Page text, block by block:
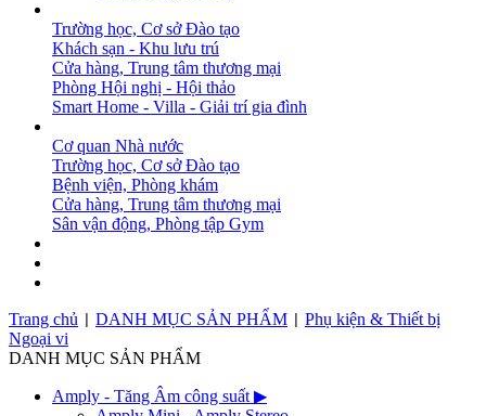
Trường học, Cơ sở Đào tạo
Khách sạn - Khu lưu trú
Cửa hàng, Trung tâm thương mại
Phòng Hội nghị - Hội thảo
Smart Home - Villa - Giải trí gia đình
Cơ quan Nhà nước
Trường học, Cơ sở Đào tạo
Bệnh viện, Phòng khám
Cửa hàng, Trung tâm thương mại
Sân vận động, Phòng tập Gym
Trang chủ
DANH MỤC SẢN PHẨM
Phụ kiện & Thiết bị
Ngoại vi
DANH MỤC SẢN PHẨM
Amply - Tăng Âm công suất ▶